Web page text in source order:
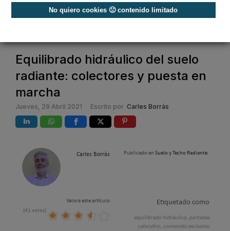
No quiero cookies 🙁 contenido limitado
Calefacción / Suelo y techo radiante
/
Equilibrado hidráulico del suelo
radiante: colectores y puesta en
marcha
Jueves, 29 Abril 2021 Escrito por Carles Borrás
Carles Borrás Publicado en Suelo y Techo Radiante
Valora este artículo
(41 votos)
Etiquetado como
equilibrado hidráulico, portadas
caloryfrio, contenido exclusivo